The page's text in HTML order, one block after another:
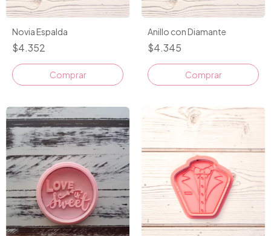
Novia Espalda
$4.352
Comprar
Anillo con Diamante
$4.345
Comprar